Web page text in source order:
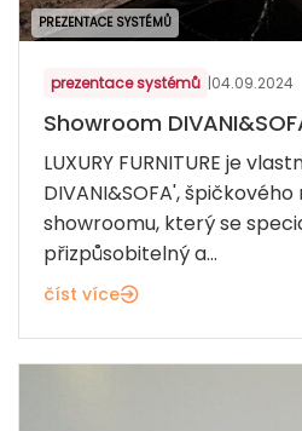
PREZENTACE SYSTÉMŮ
prezentace systémů |04.09.2024
Showroom
LUXURY FURNITURE je
DIVANI&SOFA',
showroomu, který se
přizpůsobitelný a...
číst více